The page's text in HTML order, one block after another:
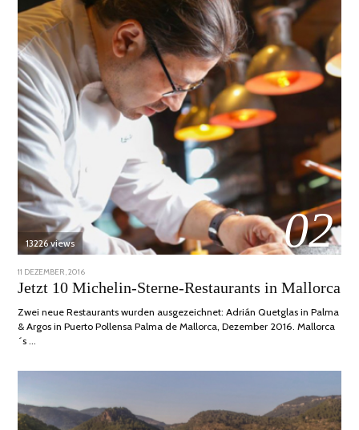
02
13226 views
POSTED
ON
11 DEZEMBER, 2016
JUNI,
2020
Jetzt 10 Michelin-Sterne-Restaurants in Mallorca
Zwei neue Restaurants wurden ausgezeichnet: Adrián Quetglas in Palma
& Argos in Puerto Pollensa Palma de Mallorca, Dezember 2016. Mallorca
´s …